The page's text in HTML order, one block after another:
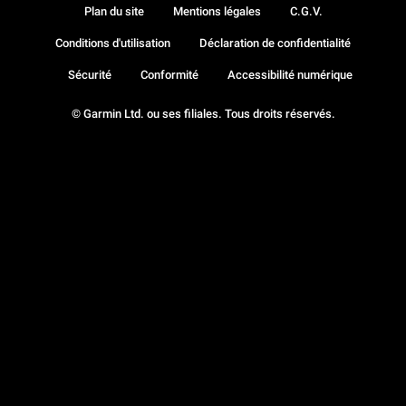
© Garmin Ltd. ou ses filiales. Tous droits réservés.
Plan du site Mentions légales C.G.V.
Conditions d'utilisation Déclaration de confidentialité
Sécurité Conformité Accessibilité numérique